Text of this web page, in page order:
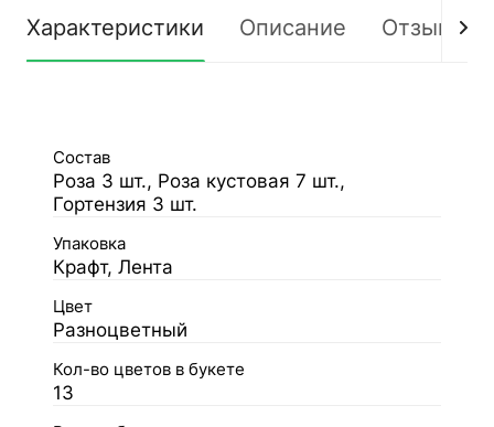
Характеристики Описание Отзывы
Состав
Роза 3 шт., Роза кустовая 7 шт.,
Гортензия 3 шт.
Упаковка
Крафт, Лента
Цвет
Разноцветный
Кол-во цветов в букете
13